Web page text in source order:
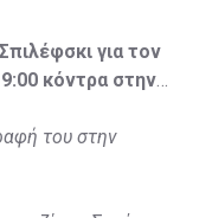
για τον
κόντρα στην
του στην